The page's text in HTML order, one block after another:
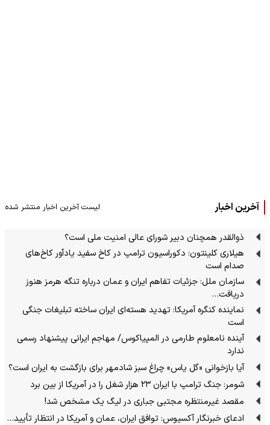
آخرین اخبار لیست آخرین اخبار منتشر شده
ذوالقدر همچنان دبیر شورای ‌عالی امنیت ملی است؟
هیلاری کلینتون: دکوراسیون ترامپ در کاخ سفید یادآور کاخ‌های
صدام است
سازمان ملل: جزئیات تفاهم ایران و عمان درباره تنگه هرمز هنوز
دریافت…
نماینده کنگره آمریکا: تهدید هسته‌ای ایران ساخته تبلیغات جنگی
است
آینده نامعلوم طارمی در المپیاکوس/ مهاجم ایرانی پیشنهاد رسمی
ندارد
آیا بازخوانی «گل یاس» چراغ سبز شادمهر برای بازگشت به ایران است؟
شومر: جنگ ترامپ با ایران ۲۳ هزار شغل را در آمریکا از بین برد
مقصد غیرمنتظره مجتبی جباری در لیگ یک مشخص شد!
ادعای خبرنگار آکسیوس: توافق ایران، عمان و آمریکا در انتظار تأیید…